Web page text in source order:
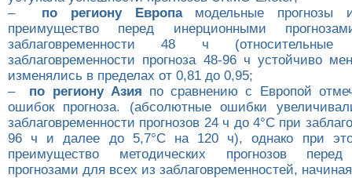
– по региону Европамодельные прогнозы
преимущество перед инерционными
заблаговременности 48 ч
заблаговременности прогноза 48-96 ч устойчиво
изменялись в пределах от 0,81 до 0,95;
– по региону Азия по сравнению с Европой
ошибок прогноза. (абсолютные ошибки
заблаговременности прогнозов 24 ч до 4°С при
96 ч и далее до 5,7°С на 120 ч), однако при
преимущество методических прогнозов
прогнозами для всех из заблаговременностей,